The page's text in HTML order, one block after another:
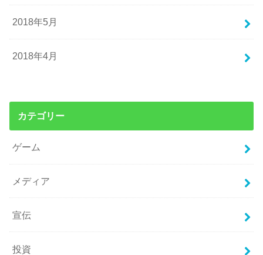
2018年5月
2018年4月
カテゴリー
ゲーム
メディア
宣伝
投資